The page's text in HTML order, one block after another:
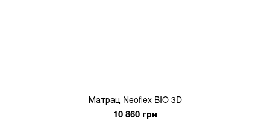
Матрац Neoflex BIO 3D
10 860 грн